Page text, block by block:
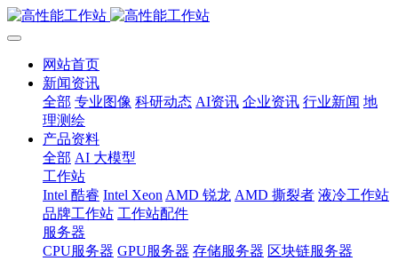
网站首页
新闻资讯
全部 专业图像 科研动态 AI资讯 企业资讯 行业新闻 地
理测绘
产品资料
全部 AI 大模型
工作站
Intel 酷睿 Intel Xeon AMD 锐龙 AMD 撕裂者 液冷工作站
品牌工作站 工作站配件
服务器
CPU服务器 GPU服务器 存储服务器 区块链服务器